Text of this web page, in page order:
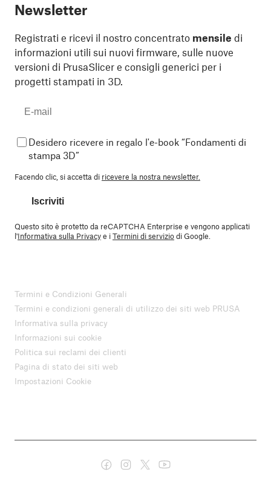
Newsletter
Registrati e ricevi il nostro concentrato mensile di
informazioni utili sui nuovi firmware, sulle nuove
versioni di PrusaSlicer e consigli generici per i
progetti stampati in 3D.
Desidero ricevere in regalo l'e-book “Fondamenti di
stampa 3D”
Facendo clic, si accetta di ricevere la nostra newsletter.
Iscriviti
Questo sito è protetto da reCAPTCHA Enterprise e vengono applicati
l'Informativa sulla Privacye iTermini di serviziodi Google.
Termini e Condizioni Generali
Termini e condizioni generali di utilizzo dei siti web PRUSA
Informativa sulla privacy
Informazioni sui cookie
Politica sui reclami dei clienti
Pagina di stato dei siti web
Impostazioni Cookie